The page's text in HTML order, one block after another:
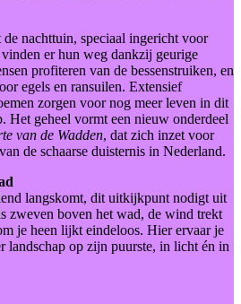
nachttuin, speciaal ingericht voor
er hun weg dankzij geurige
profiteren van de bessenstruiken, en
egels en ransuilen. Extensief
zorgen voor nog meer leven in dit
Het geheel vormt een nieuw onderdeel
van de Wadden, dat zich inzet voor
de schaarse duisternis in Nederland.
langskomt, dit uitkijkpunt nodigt uit
zweven boven het wad, de wind trekt
je heen lijkt eindeloos. Hier ervaar je
landschap op zijn puurste, in licht én in